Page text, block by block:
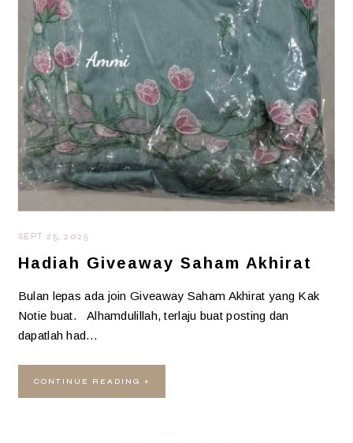
SEPT 25, 2025
Hadiah Giveaway Saham Akhirat
Bulan lepas ada join Giveaway Saham Akhirat yang Kak
Notie buat. Alhamdulillah, terlaju buat posting dan
dapatlah had…
CONTINUE READING »